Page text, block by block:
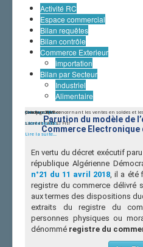
Centre Algérien du
l'Emballage (CACQE)
Organisation et
Liens vers nos Services||
Textes Réglementaires||Lois
Textes Réglementaires
Activités Commerciales
Pratiques Commerciales
Concurrence
Services Réglementés
Espace
Conseils
Annuaire des Associations
Librairie des révus et
Activité RC
Espace commercial
Bilan requêtes
Bilan contrôle
Commerce Exterieur
importation
Bilan par Secteur
Industriel
Alimentaire
prix journalier
...Lire la suite...
Lire la suite...
Lire la suite...
sondage2019
Lire la suite...
Communiqué concernant les ventes en soldes et
sacré et l'Aïd El Fitr
Lire la suite...
Parution du modèle de
Commerce
En vertu du décret exécutif
république Algérienne
n°21 du 11 avril 2018, il a été
registre du commerce délivré
aux termes des dispositions
extraits du registre du
personnes physiques ou
dénommé registre du